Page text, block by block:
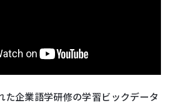
た企業語学研修の学習ビックデータ